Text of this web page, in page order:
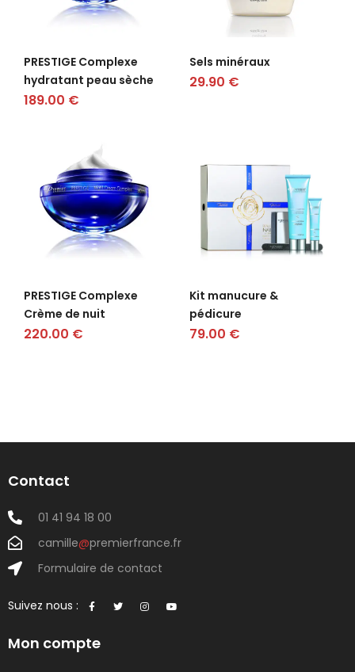
PRESTIGE Complexe
hydratant peau sèche
189.00 €
Sels minéraux
29.90 €
PRESTIGE Complexe
Crème de nuit
220.00 €
Kit manucure &
pédicure
79.00 €
Contact
01 41 94 18 00
camille@premierfrance.fr
Formulaire de contact
Suivez nous :
Mon compte